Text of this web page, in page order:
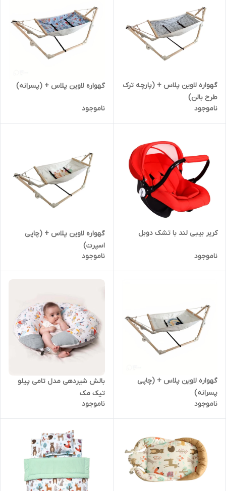
گهواره لاوین پلاس + (پارچه ترک
طرح بالن)
ناموجود
گهواره لاوین پلاس + (پسرانه)
ناموجود
کریر بیبی لند با تشک دوبل
ناموجود
گهواره لاوین پلاس + (چاپی
اسپرت)
ناموجود
گهواره لاوین پلاس + (چاپی
پسرانه)
ناموجود
بالش شیردهی مدل تامی پیلو
تیک مک
ناموجود